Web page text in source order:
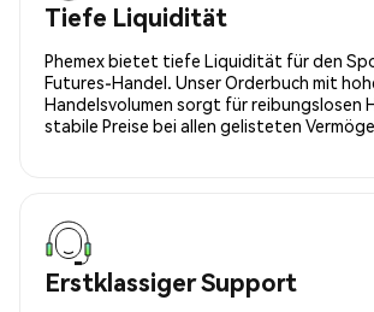
Tiefe Liquidität
Phemex bietet tiefe Liquidität für den
Futures-Handel. Unser Orderbuch mit
Handelsvolumen sorgt für reibungslosen
stabile Preise bei allen gelisteten
Erstklassiger Support